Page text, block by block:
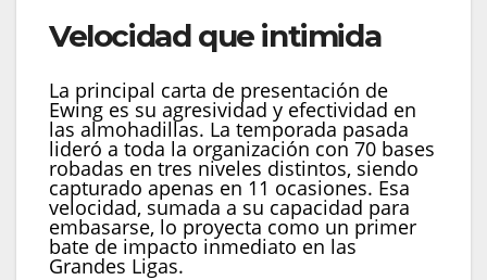
Velocidad que intimida
La principal carta de presentación de
Ewing es su agresividad y efectividad en
las almohadillas. La temporada pasada
lideró a toda la organización con 70 bases
robadas en tres niveles distintos, siendo
capturado apenas en 11 ocasiones. Esa
velocidad, sumada a su capacidad para
embasarse, lo proyecta como un primer
bate de impacto inmediato en las
Grandes Ligas.